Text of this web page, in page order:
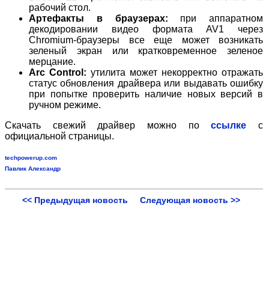
рабочий стол.
Артефакты в браузерах: при аппаратном
декодировании видео формата AV1 через
Chromium-браузеры все еще может возникать
зеленый экран или кратковременное зеленое
мерцание.
Arc Control: утилита может некорректно отражать
статус обновления драйвера или выдавать ошибку
при попытке проверить наличие новых версий в
ручном режиме.
Скачать свежий драйвер можно поссылке с
официальной страницы.
techpowerup.com
Павлик Александр
<< Предыдущая новость Следующая новость >>